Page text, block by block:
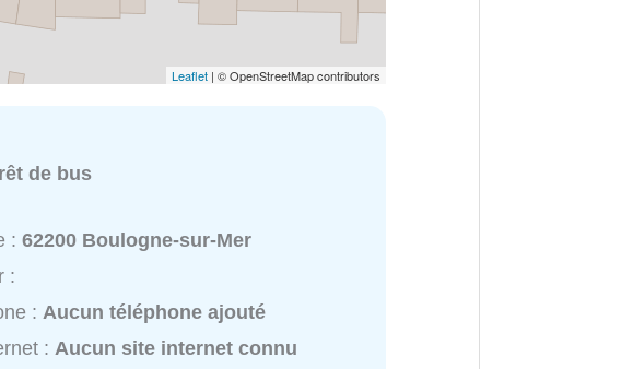
Leaflet | © OpenStreetMap contributors
de bus
:62200 Boulogne-sur-Mer
:
:Aucun téléphone ajouté
:Aucun site internet connu